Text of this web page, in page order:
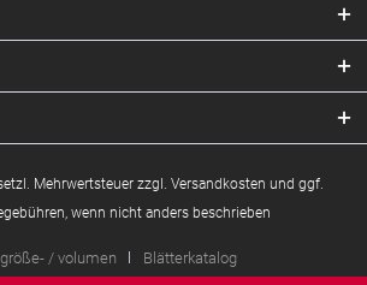
Mehrwertsteuer zzgl. Versandkosten und ggf.
wenn nicht anders beschrieben
/ volumen Blätterkatalog